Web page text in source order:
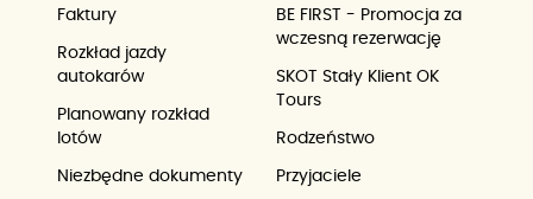
Faktury
Rozkład jazdy
autokarów
Planowany rozkład
lotów
Niezbędne dokumenty
BE FIRST - Promocja za
wczesną rezerwację
SKOT Stały Klient OK
Tours
Rodzeństwo
Przyjaciele